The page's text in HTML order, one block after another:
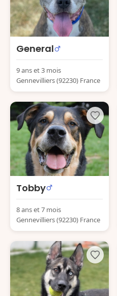
General
9 ans et 3 mois
Gennevilliers (92230) France
Tobby
8 ans et 7 mois
Gennevilliers (92230) France